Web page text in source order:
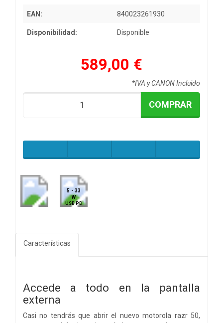
EAN: 840023261930
Disponibilidad: Disponible
589,00 €
*IVA y CANON Incluido
COMPRAR
5 - 33
W
USB PD
Características
Accede a todo en la pantalla
externa
Casi no tendrás que abrir el nuevo motorola razr 50,